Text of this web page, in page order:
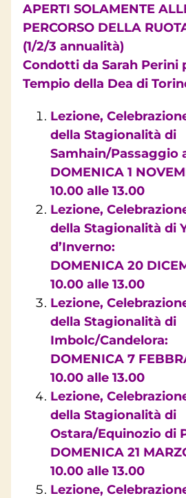
APERTI SOLAMENTE
PERCORSO DELLA
(1/2/3 annualità)
Condotti da Sarah Perini
Tempio della Dea di
Lezione,
della Stagionalità di
Samhain/Passaggio
DOMENICA 1
10.00 alle 13.00
Lezione,
della Stagionalità di
d’Inverno:
DOMENICA 20
10.00 alle 13.00
Lezione,
della Stagionalità di
Imbolc/Candelora:
DOMENICA 7
10.00 alle 13.00
Lezione,
della Stagionalità di
Ostara/Equinozio di
DOMENICA 21
10.00 alle 13.00
Lezione,